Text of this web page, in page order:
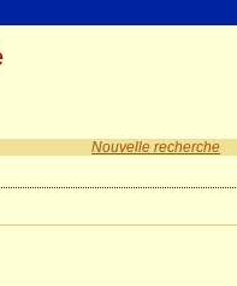
Nouvelle recherche